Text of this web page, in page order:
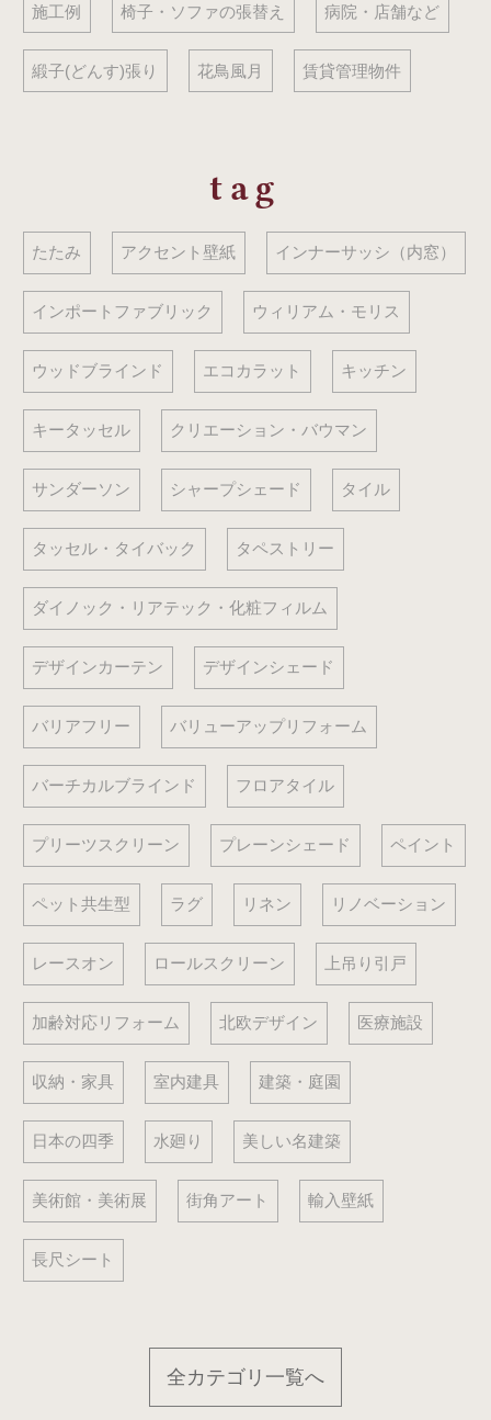
施工例 椅子・ソファの張替え 病院・店舗など
緞子(どんす)張り 花鳥風月 賃貸管理物件
tag
たたみ アクセント壁紙 インナーサッシ（内窓）
インポートファブリック ウィリアム・モリス
ウッドブラインド エコカラット キッチン
キータッセル クリエーション・バウマン
サンダーソン シャープシェード タイル
タッセル・タイバック タペストリー
ダイノック・リアテック・化粧フィルム
デザインカーテン デザインシェード
バリアフリー バリューアップリフォーム
バーチカルブラインド フロアタイル
プリーツスクリーン プレーンシェード ペイント
ペット共生型 ラグ リネン リノベーション
レースオン ロールスクリーン 上吊り引戸
加齢対応リフォーム 北欧デザイン 医療施設
収納・家具 室内建具 建築・庭園
日本の四季 水廻り 美しい名建築
美術館・美術展 街角アート 輸入壁紙
長尺シート
全カテゴリ一覧へ